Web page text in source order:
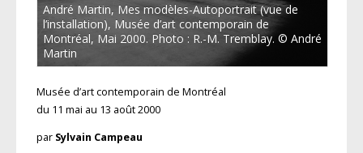
André Martin, Mes modèles-Autoportrait (vue de
l’installation), Musée d’art contemporain de
Montréal, Mai 2000. Photo : R.-M. Tremblay. © André
Martin
Musée d’art contemporain de Montréal
du 11 mai au 13 août 2000
par Sylvain Campeau